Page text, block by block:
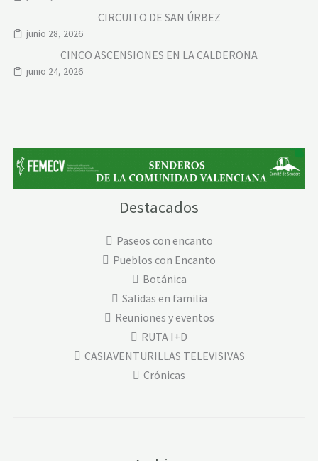
CIRCUITO DE SAN ÚRBEZ
junio 28, 2026
CINCO ASCENSIONES EN LA CALDERONA
junio 24, 2026
Destacados
Paseos con encanto
Pueblos con Encanto
Botánica
Salidas en familia
Reuniones y eventos
RUTA I+D
CASIAVENTURILLAS TELEVISIVAS
Crónicas